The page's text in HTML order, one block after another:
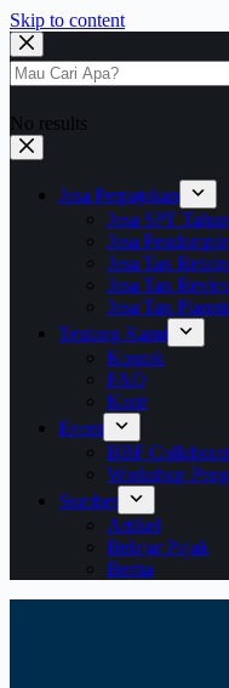
Skip to content
No results
Jasa Perpajakan
Jasa SPT
Jasa
Jasa Tax
Jasa Tax
Jasa Tax
Tentang Kami
Kontak
FAQ
Karir
Event
BBF
Workshop
Sumber
Artikel
Belajar Pajak
Berita